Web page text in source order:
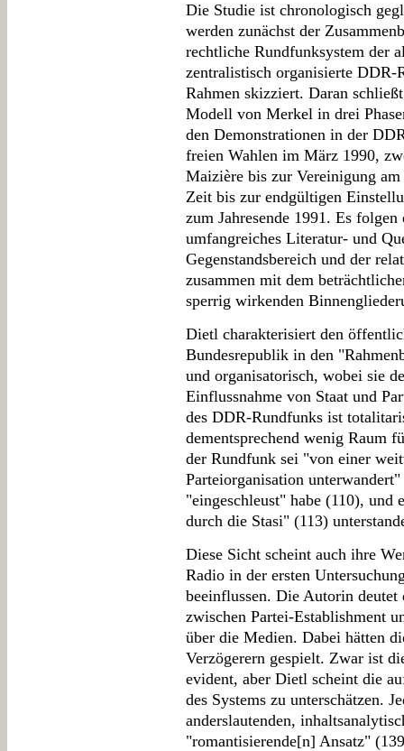
Die Studie ist chronologisch
werden zunächst der
rechtliche Rundfunksystem der
zentralistisch organisierte
Rahmen skizziert. Daran
Modell von Merkel in drei
den Demonstrationen in der
freien Wahlen im März 1990,
Maizière bis zur Vereinigung
Zeit bis zur endgültigen
zum Jahresende 1991. Es
umfangreiches Literatur- und
Gegenstandsbereich und der
zusammen mit dem
sperrig wirkenden
Dietl charakterisiert den
Bundesrepublik in den
und organisatorisch, wobei sie
Einflussnahme von Staat und
des DDR-Rundfunks ist
dementsprechend wenig Raum
der Rundfunk sei "von einer
Parteiorganisation
"eingeschleust" habe (110),
durch die Stasi" (113)
Diese Sicht scheint auch ihre
Radio in der ersten
beeinflussen. Die Autorin deutet
zwischen Partei-Establishment
über die Medien. Dabei hätten
Verzögerern gespielt. Zwar ist
evident, aber Dietl scheint die
des Systems zu unterschätzen.
anderslautenden,
"romantisierende[n] Ansatz"